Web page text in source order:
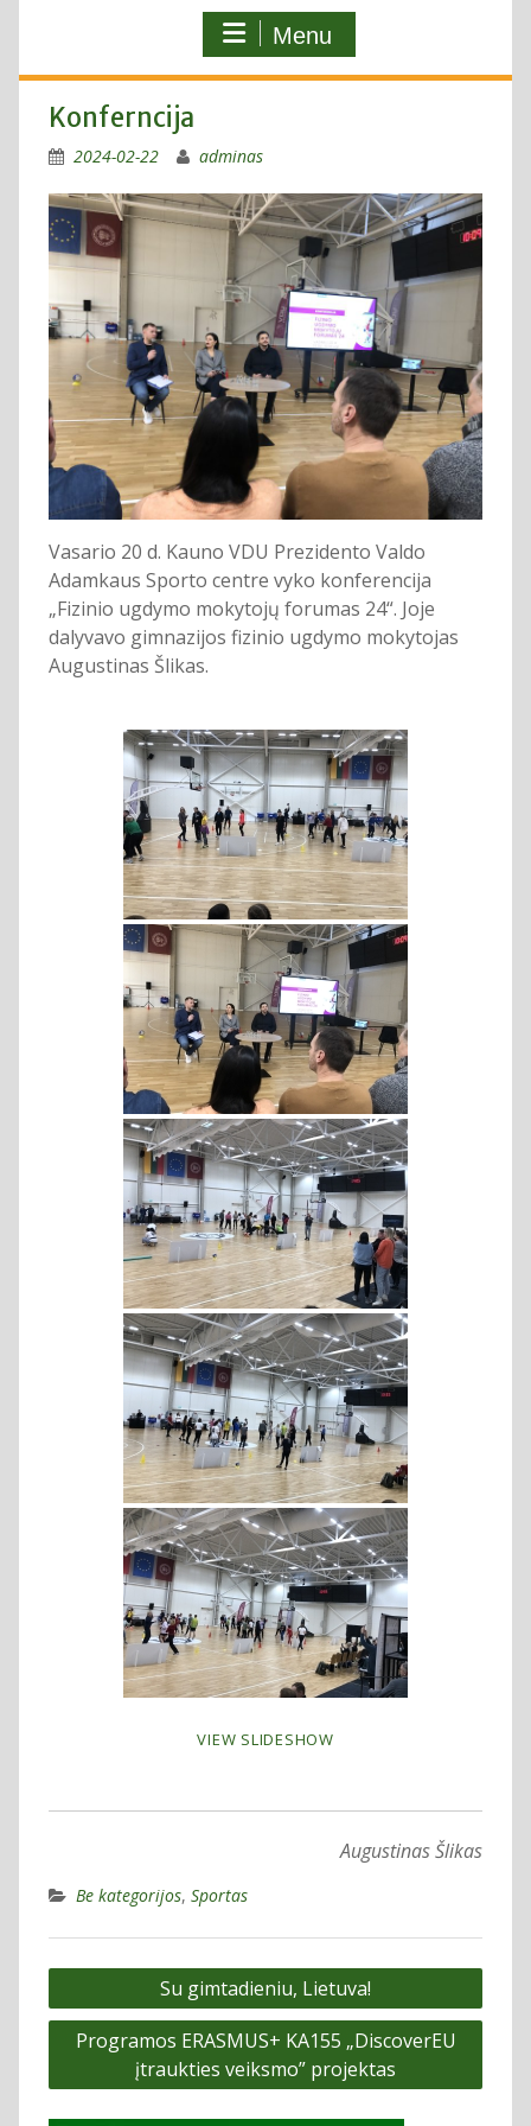
Menu
Konferncija
2024-02-22 adminas
Vasario 20 d. Kauno VDU Prezidento Valdo
Adamkaus Sporto centre vyko konferencija
„Fizinio ugdymo mokytojų forumas 24“. Joje
dalyvavo gimnazijos fizinio ugdymo mokytojas
Augustinas Šlikas.
VIEW SLIDESHOW
Augustinas Šlikas
Be kategorijos, Sportas
Navigacija
tarp
įrašų
Su gimtadieniu, Lietuva!
Programos ERASMUS+ KA155 „DiscoverEU
įtraukties veiksmo” projektas